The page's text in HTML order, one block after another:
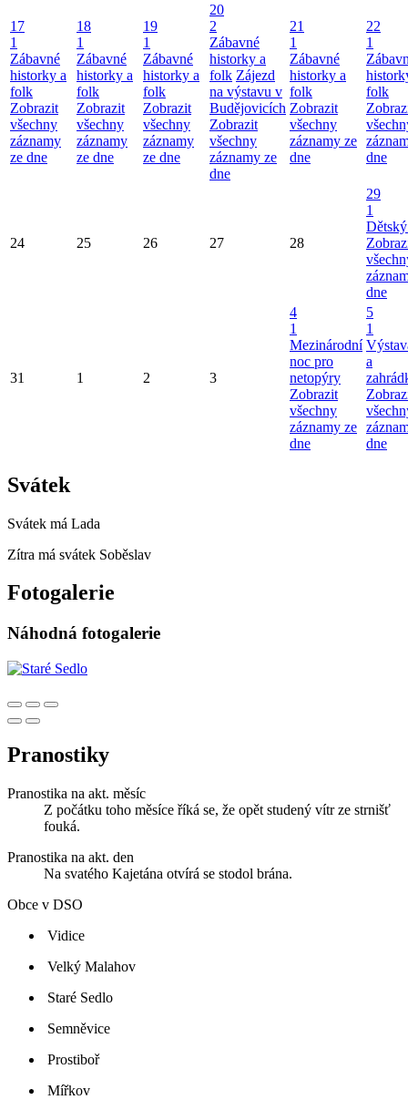
17
1
Zábavné
historky a
folk
Zobrazit
všechny
záznamy
ze dne
18
1
Zábavné
historky a
folk
Zobrazit
všechny
záznamy
ze dne
19
1
Zábavné
historky a
folk
Zobrazit
všechny
záznamy
ze dne
20
2
Zábavné
historky a
folk Zájezd
na výstavu v
Budějovicích
Zobrazit
všechny
záznamy ze
dne
21
1
Zábavné
historky a
folk
Zobrazit
všechny
záznamy ze
dne
22
1
folk
dne
24 25 26 27 28
29
1
dne
31 1 2 3
4
1
Mezinárodní
noc pro
netopýry
Zobrazit
všechny
záznamy ze
dne
5
1
a
dne
Svátek
Svátek má Lada
Zítra má svátek Soběslav
Fotogalerie
Náhodná fotogalerie
Pranostiky
Pranostika na akt. měsíc
Z počátku toho měsíce říká se, že opět studený vítr ze strnišť
fouká.
Pranostika na akt. den
Na svatého Kajetána otvírá se stodol brána.
Obce v DSO
Vidice
Velký Malahov
Staré Sedlo
Semněvice
Prostiboř
Mířkov